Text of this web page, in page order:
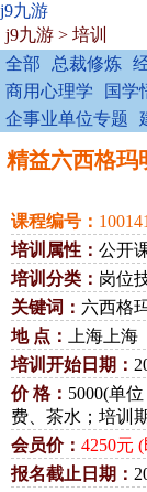
j9九游
j9九游 > 培训
全部
总裁修炼
商用心理学
国学
企事业单位专题
精益六西格玛
课程编号：
培训属性： 公开
培训分类： 岗位
关键词： 六西格
地 点：
上海上海
培训开始日期：
价 格： 5000(单
费、茶水；培训
会员价： 4250元
报名截止日期：